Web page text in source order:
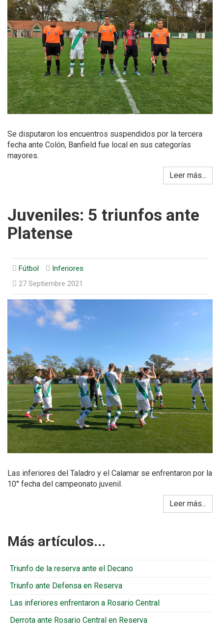
Se disputaron los encuentros suspendidos por la tercera
fecha ante Colón, Banfield fue local en sus categorías
mayores.
Leer más...
Juveniles: 5 triunfos ante
Platense
Fútbol
Inferiores
27 Septiembre 2021
Las inferiores del Taladro y el Calamar se enfrentaron por la
10° fecha del campeonato juvenil.
Leer más...
Más artículos...
Triunfo de la reserva ante el Decano
Triunfo ante Defensa en Reserva
Las inferiores enfrentaron a Rosario Central
Derrota ante Rosario Central en Reserva